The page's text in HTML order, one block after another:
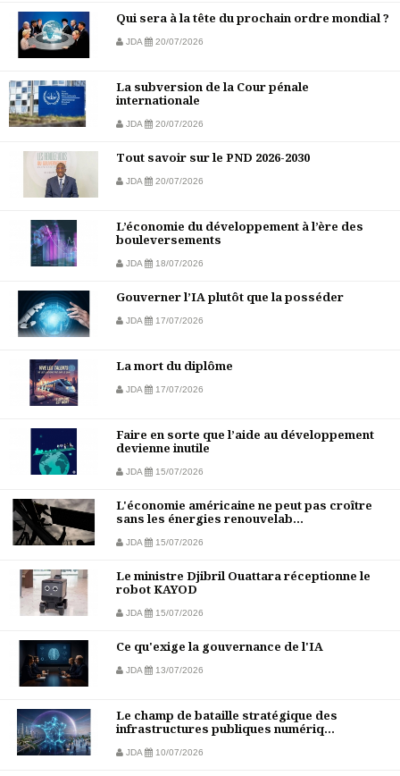
Qui sera à la tête du prochain ordre mondial ?
JDA 20/07/2026
La subversion de la Cour pénale
internationale
JDA 20/07/2026
Tout savoir sur le PND 2026-2030
JDA 20/07/2026
L’économie du développement à l’ère des
bouleversements
JDA 18/07/2026
Gouverner l’IA plutôt que la posséder
JDA 17/07/2026
La mort du diplôme
JDA 17/07/2026
Faire en sorte que l’aide au développement
devienne inutile
JDA 15/07/2026
L'économie américaine ne peut pas croître
sans les énergies renouvelab...
JDA 15/07/2026
Le ministre Djibril Ouattara réceptionne le
robot KAYOD
JDA 15/07/2026
Ce qu'exige la gouvernance de l'IA
JDA 13/07/2026
Le champ de bataille stratégique des
infrastructures publiques numériq...
JDA 10/07/2026